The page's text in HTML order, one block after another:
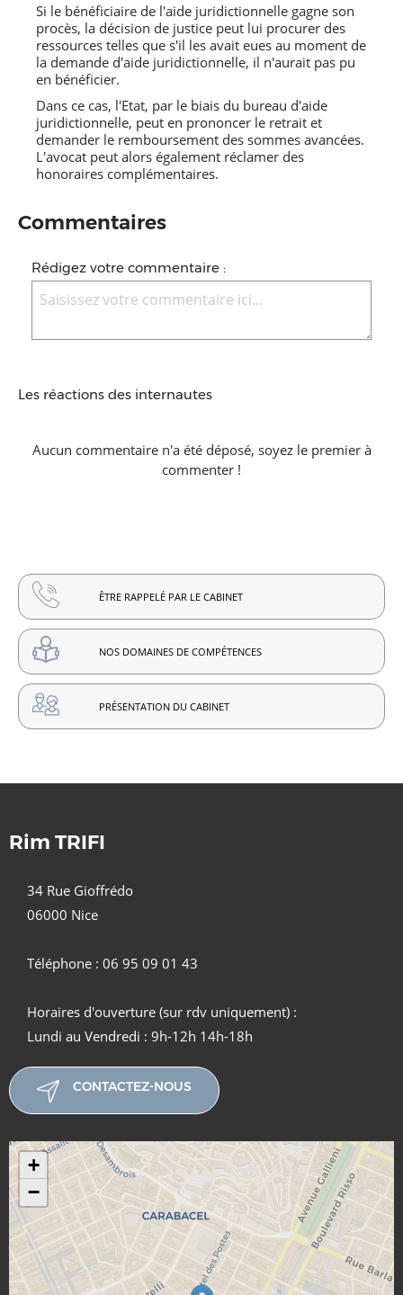
Si le bénéficiaire de l'aide juridictionnelle gagne son
procès, la décision de justice peut lui procurer des
ressources telles que s'il les avait eues au moment de
la demande d'aide juridictionnelle, il n'aurait pas pu
en bénéficier.
Dans ce cas, l'Etat, par le biais du bureau d'aide
juridictionnelle, peut en prononcer le retrait et
demander le remboursement des sommes avancées.
L'avocat peut alors également réclamer des
honoraires complémentaires.
Commentaires
Rédigez votre commentaire :
Les réactions des internautes
Aucun commentaire n'a été déposé, soyez le premier à
commenter !
ÊTRE RAPPELÉ PAR LE CABINET
NOS DOMAINES DE COMPÉTENCES
PRÉSENTATION DU CABINET
Rim TRIFI
34 Rue Gioffrédo
06000 Nice
Téléphone : 06 95 09 01 43
Horaires d'ouverture (sur rdv uniquement) :
Lundi au Vendredi : 9h-12h 14h-18h
CONTACTEZ-NOUS
+
−